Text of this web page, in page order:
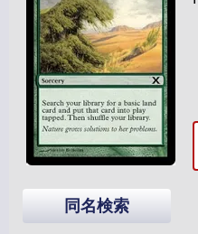
同名検索